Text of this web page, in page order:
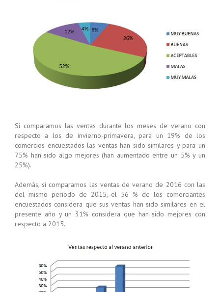
Si comparamos las ventas durante los meses de verano con
respecto a los de invierno-primavera, para un 19% de los
comercios encuestados las ventas han sido similares y para un
75% han sido algo mejores (han aumentado entre un 5% y un
25%).
Además, si comparamos las ventas de verano de 2016 con las
del mismo periodo de 2015, el 56 % de los comerciantes
encuestados considera que sus ventas han sido similares en el
presente año y un 31% considera que han sido mejores con
respecto a 2015.